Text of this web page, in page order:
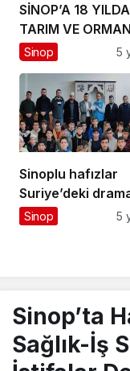
SİNOP’A 18 YILDA
TARIM VE ORMAN
YATIRIMLARI…
Sinop 5
Sinoplu hafızlar
Suriye’deki
sessiz kalmadılar
Sinop 5
Sinop’ta
Sağlık-İş